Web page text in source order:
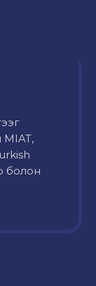
болон